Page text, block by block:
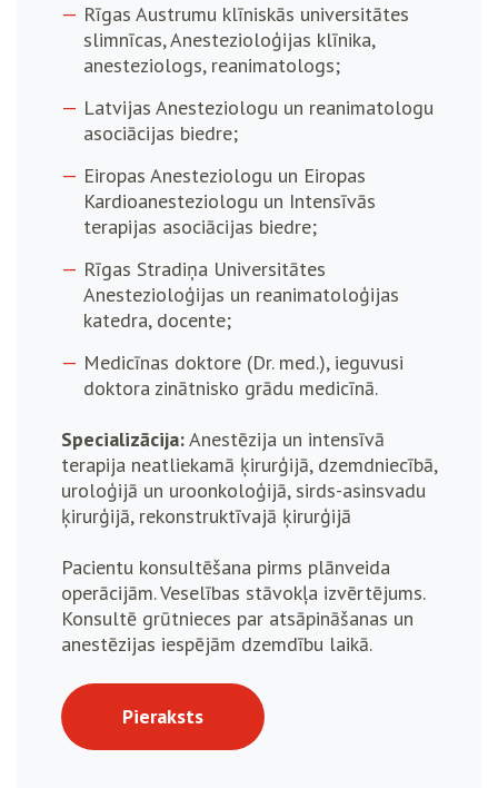
Rīgas Austrumu klīniskās universitātes
slimnīcas, Anestezioloģijas klīnika,
anesteziologs, reanimatologs;
Latvijas Anesteziologu un reanimatologu
asociācijas biedre;
Eiropas Anesteziologu un Eiropas
Kardioanesteziologu un Intensīvās
terapijas asociācijas biedre;
Rīgas Stradiņa Universitātes
Anestezioloģijas un reanimatoloģijas
katedra, docente;
Medicīnas doktore (Dr. med.), ieguvusi
doktora zinātnisko grādu medicīnā.
Specializācija:Anestēzija un intensīvā
terapija neatliekamā ķirurģijā, dzemdniecībā,
uroloģijā un uroonkoloģijā, sirds-asinsvadu
ķirurģijā, rekonstruktīvajā ķirurģijā
Pacientu konsultēšana pirms plānveida
operācijām. Veselības stāvokļa izvērtējums.
Konsultē grūtnieces par atsāpināšanas un
anestēzijas iespējām dzemdību laikā.
Pieraksts